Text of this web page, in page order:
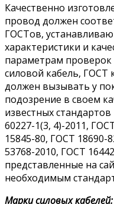
Качественно
провод должен
ГОСТов,
характеристики и
параметрам
силовой кабель, ГОСТ
должен вызывать у
подозрение в своем
известных
60227-1(3, 4)-2011,
15845-80, ГОСТ 18690-
53768-2010, ГОСТ
представленные на
необходимым
Марки силовых кабелей: